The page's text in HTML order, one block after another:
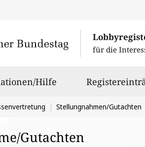
für die
Hilfe
Stellungnahmen/Gutachten
Gutachten